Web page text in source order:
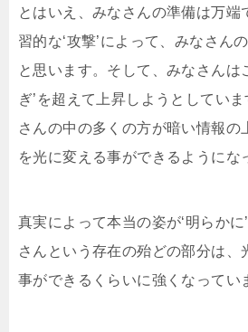
とはいえ、みなさんの準備は万端
習的な‘攻撃’によって、みなさん
と思います。そして、みなさんは
ぎ’を超えて上昇しようとしてい
さんの中の多くの方が暗い情報の
を光に変える事ができるようにな
真実によって本当の姿が‘明らか
さんという存在の殆どの部分は、
事ができるくらいに強くなってい